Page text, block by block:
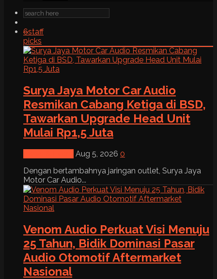
6staff
picks
Surya Jaya Motor Car Audio
Resmikan Cabang Ketiga di BSD,
Tawarkan Upgrade Head Unit
Mulai Rp1,5 Juta
Aug 5, 2026 0
Dengan bertambahnya jaringan outlet, Surya Jaya
Motor Car Audio...
Venom Audio Perkuat Visi Menuju
25 Tahun, Bidik Dominasi Pasar
Audio Otomotif Aftermarket
Nasional